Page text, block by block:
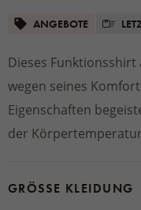
ANGEBOTE
Dieses
wegen seines
Eigenschaften
der
GRÖSSE KLEIDUNG